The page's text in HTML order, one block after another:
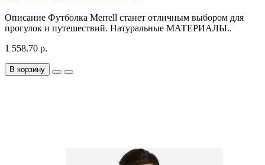
Описание Футболка Merrell станет отличным выбором для
прогулок и путешествий. Натуральные МАТЕРИАЛЫ..
1 558.70 р.
В корзину